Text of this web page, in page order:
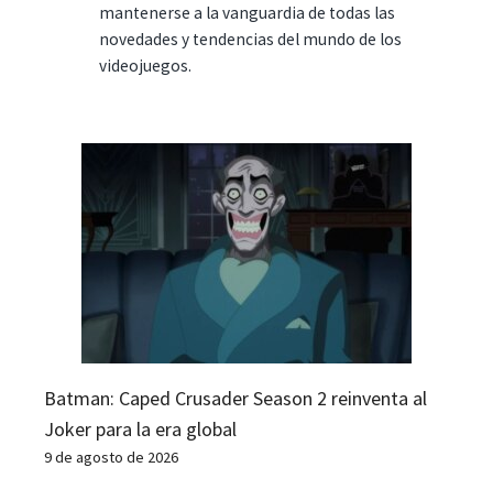
mantenerse a la vanguardia de todas las
novedades y tendencias del mundo de los
videojuegos.
Batman: Caped Crusader Season 2 reinventa al
Joker para la era global
9 de agosto de 2026